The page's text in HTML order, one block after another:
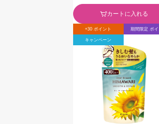
カートに入れる
+30 ポイント 期間限定 ポイ
キャンペーン